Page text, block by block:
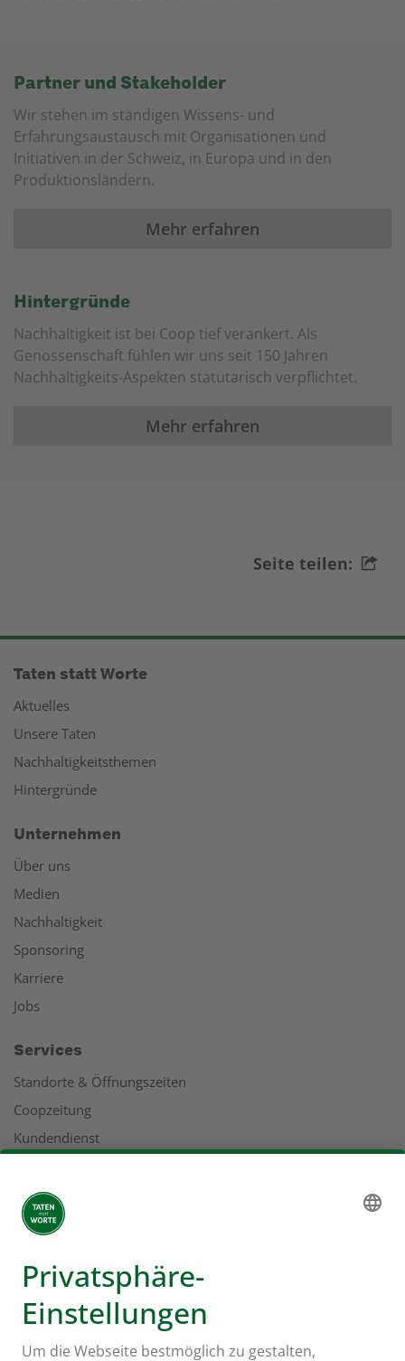
Partner und Stakeholder
Wir stehen im ständigen Wissens- und
Erfahrungsaustausch mit Organisationen und
Initiativen in der Schweiz, in Europa und in den
Produktionsländern.
Mehr erfahren
Hintergründe
Nachhaltigkeit ist bei Coop tief verankert. Als
Genossenschaft fühlen wir uns seit 150 Jahren
Nachhaltigkeits-Aspekten statutarisch verpflichtet.
Mehr erfahren
Seite teilen:
Taten statt Worte
Aktuelles
Unsere Taten
Nachhaltigkeitsthemen
Hintergründe
Unternehmen
Über uns
Medien
Nachhaltigkeit
Sponsoring
Karriere
Jobs
Services
Standorte & Öffnungszeiten
Coopzeitung
Kundendienst
Adressen
Mehr zu Coop
Coop Online Supermarkt
Läden & Services
Supercard
Hello Family Club